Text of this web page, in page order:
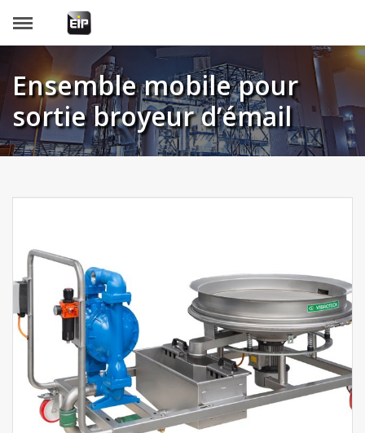
Panneau de gestion des cookies
Ensemble mobile pour
sortie broyeur d’émail